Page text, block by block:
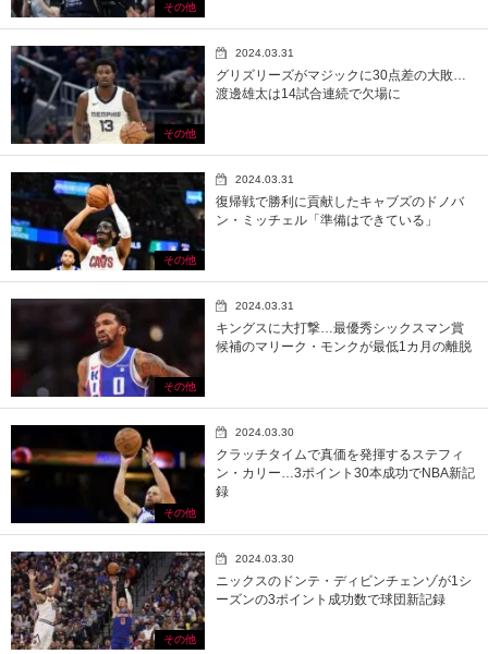
その他
その他
2024.03.31
グリズリーズがマジックに30点差の大敗…
渡邊雄太は14試合連続で欠場に
その他
2024.03.31
復帰戦で勝利に貢献したキャブズのドノバ
ン・ミッチェル「準備はできている」
その他
2024.03.31
キングスに大打撃…最優秀シックスマン賞
候補のマリーク・モンクが最低1カ月の離脱
その他
2024.03.30
クラッチタイムで真価を発揮するステフィ
ン・カリー…3ポイント30本成功でNBA新記
録
その他
2024.03.30
ニックスのドンテ・ディビンチェンゾが1シ
ーズンの3ポイント成功数で球団新記録